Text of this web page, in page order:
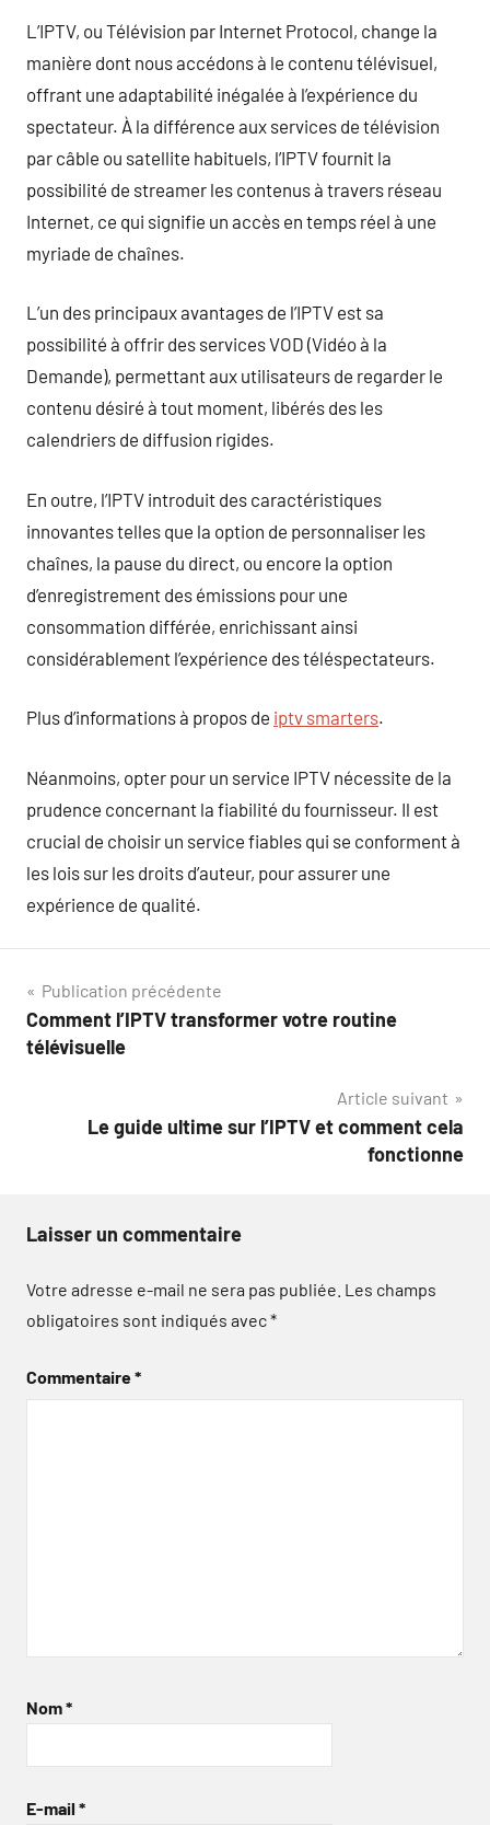
L’IPTV, ou Télévision par Internet Protocol, change la
manière dont nous accédons à le contenu télévisuel,
offrant une adaptabilité inégalée à l’expérience du
spectateur. À la différence aux services de télévision
par câble ou satellite habituels, l’IPTV fournit la
possibilité de streamer les contenus à travers réseau
Internet, ce qui signifie un accès en temps réel à une
myriade de chaînes.
L’un des principaux avantages de l’IPTV est sa
possibilité à offrir des services VOD (Vidéo à la
Demande), permettant aux utilisateurs de regarder le
contenu désiré à tout moment, libérés des les
calendriers de diffusion rigides.
En outre, l’IPTV introduit des caractéristiques
innovantes telles que la option de personnaliser les
chaînes, la pause du direct, ou encore la option
d’enregistrement des émissions pour une
consommation différée, enrichissant ainsi
considérablement l’expérience des téléspectateurs.
Plus d’informations à propos de iptv smarters.
Néanmoins, opter pour un service IPTV nécessite de la
prudence concernant la fiabilité du fournisseur. Il est
crucial de choisir un service fiables qui se conforment à
les lois sur les droits d’auteur, pour assurer une
expérience de qualité.
Navigation
de
Publication précédente
Comment l’IPTV transformer votre routine
télévisuelle
Article suivant
Le guide ultime sur l’IPTV et comment cela
fonctionne
Laisser un commentaire
Votre adresse e-mail ne sera pas publiée. Les champs
obligatoires sont indiqués avec*
Commentaire*
Nom*
E-mail *